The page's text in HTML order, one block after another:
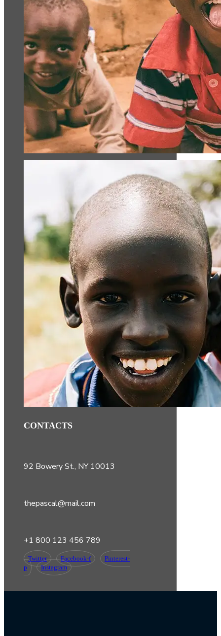
CONTACTS
92 Bowery St., NY 10013
thepascal@mail.com
+1 800 123 456 789
Twitter Facebook-f
Pinterest-
p
Instagram